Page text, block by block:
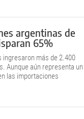
argentinas de
65%
ingresaron más de 2.400
Aunque aún representa un
las importaciones